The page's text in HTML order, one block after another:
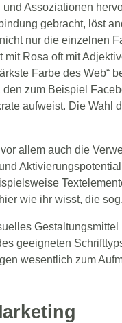
Assoziationen
gebracht, löst
nur die einzelnen
Rosa oft mit
Farbe des Web“
den zum Beispiel
aufweist. Die Wahl
allem auch die
wie ihr wisst, die
geeigneten
wesentlich zum